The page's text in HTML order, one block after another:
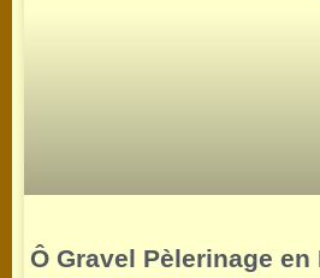
Ô Gravel Pèlerinage en